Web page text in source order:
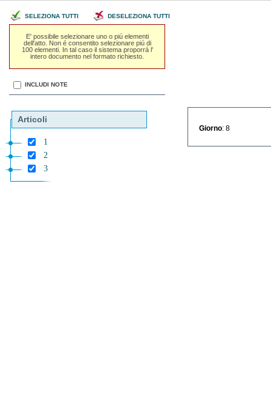
SELEZIONA TUTTI DESELEZIONA TUTTI
E' possibile selezionare uno o piú elementi
dell'atto. Non é consentito selezionare piú di
100 elementi. In tal caso il sistema proporrá l'
intero documento nel formato richiesto.
INCLUDI NOTE
Articoli
1
2
3
Giorno : 8